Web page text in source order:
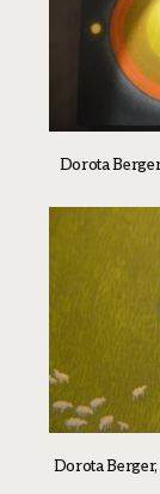
Dorota
Dorota